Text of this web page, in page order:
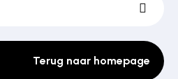
Terug naar homepage